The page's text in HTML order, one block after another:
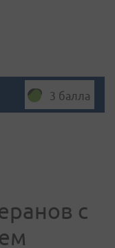
3 балла
с